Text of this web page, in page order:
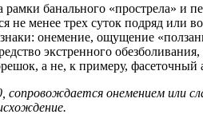
банального «прострела» и
не менее трех суток подряд
онемение, ощущение
экстренного
а не, к примеру, фасеточный
сопровождается онемением